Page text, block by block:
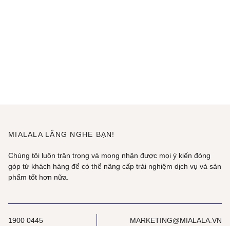
MIALALA LẮNG NGHE BẠN!
Chúng tôi luôn trân trọng và mong nhận được mọi ý kiến đóng
góp từ khách hàng để có thể nâng cấp trải nghiệm dịch vụ và sản
phẩm tốt hơn nữa.
1900 0445 MARKETING@MIALALA.VN